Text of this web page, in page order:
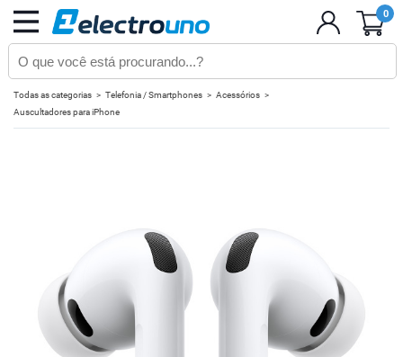
0
Todas as categorias Telefonia / Smartphones
Acessórios
Auscultadores para iPhone